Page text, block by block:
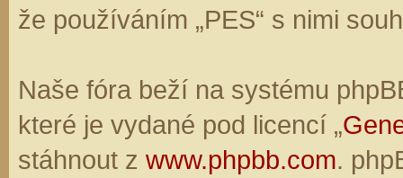
že používáním „PES“ s nimi
Naše fóra beží na systému
které je vydané pod licencí „
stáhnout z www.phpbb.com.